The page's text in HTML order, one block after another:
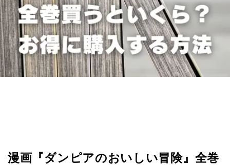
漫画『ダンピアのおいしい冒険』全巻